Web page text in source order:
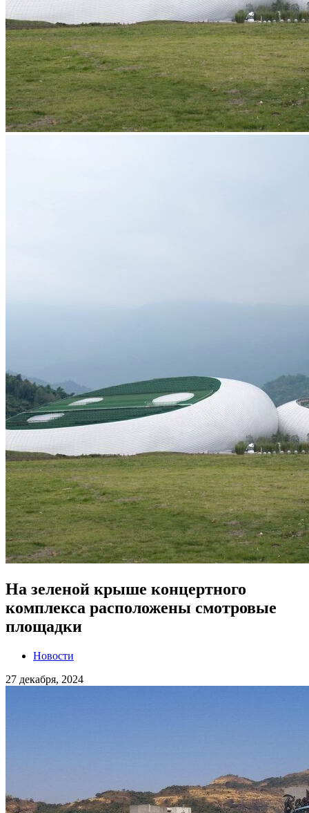
На зеленой крыше концертного
комплекса расположены смотровые
площадки
Новости
27 декабря, 2024